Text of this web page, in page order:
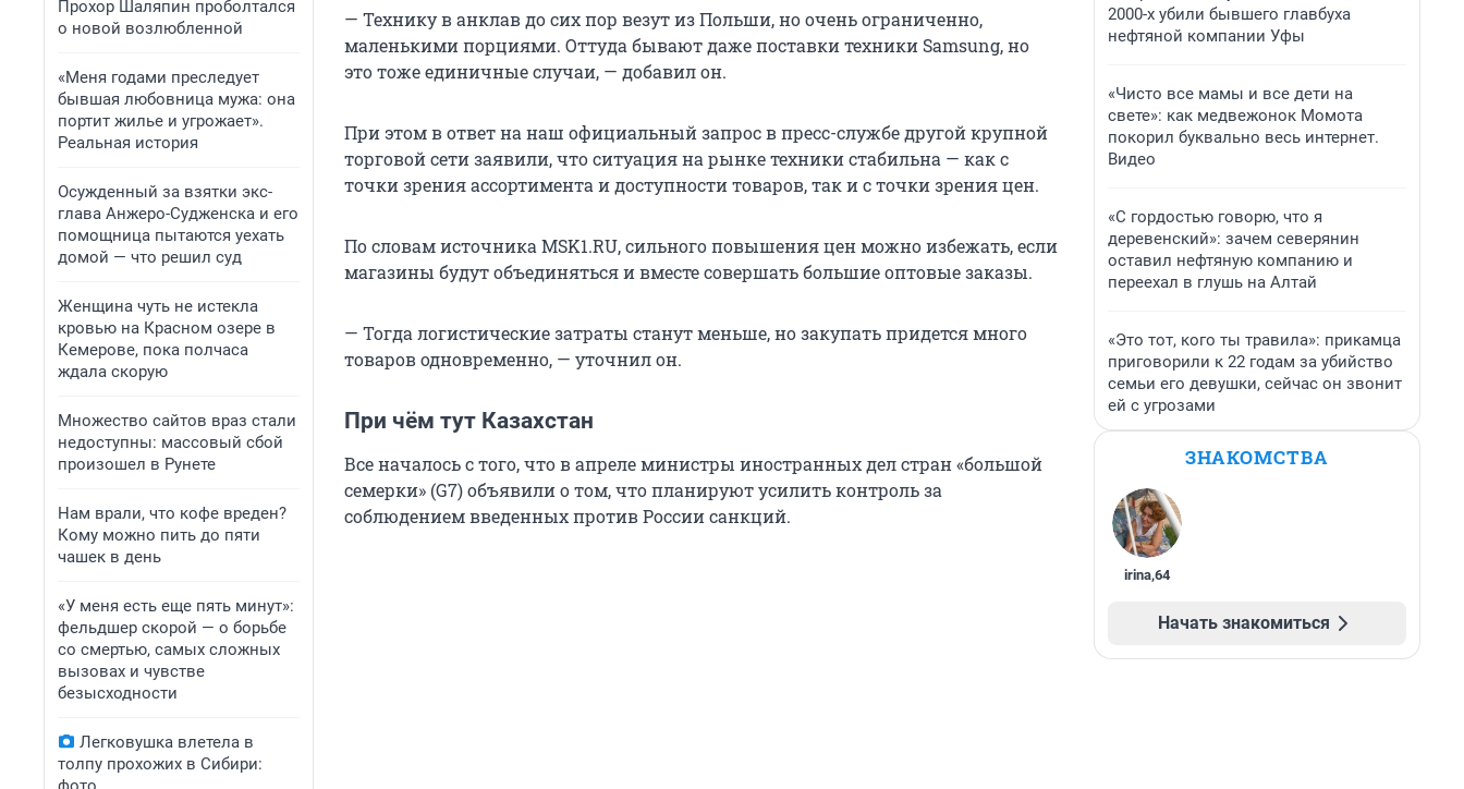
Прохор Шаляпин проболтался
о новой возлюбленной
«Меня годами преследует
бывшая любовница мужа: она
портит жилье и угрожает».
Реальная история
Осужденный за взятки экс-
глава Анжеро-Судженска и его
помощница пытаются уехать
домой — что решил суд
Женщина чуть не истекла
кровью на Красном озере в
Кемерове, пока полчаса
ждала скорую
Множество сайтов враз стали
недоступны: массовый сбой
произошел в Рунете
Нам врали, что кофе вреден?
Кому можно пить до пяти
чашек в день
«У меня есть еще пять минут»:
фельдшер скорой — о борьбе
со смертью, самых сложных
вызовах и чувстве
безысходности
Легковушка влетела в
толпу прохожих в Сибири:
— Технику в анклав до сих пор везут из Польши, но очень ограниченно,
маленькими порциями. Оттуда бывают даже поставки техники Samsung, но
это тоже единичные случаи, — добавил он.
При этом в ответ на наш официальный запрос в пресс-службе другой крупной
торговой сети заявили, что ситуация на рынке техники стабильна — как с
точки зрения ассортимента и доступности товаров, так и с точки зрения цен.
По словам источника MSK1.RU, сильного повышения цен можно избежать, если
магазины будут объединяться и вместе совершать большие оптовые заказы.
— Тогда логистические затраты станут меньше, но закупать придется много
товаров одновременно, — уточнил он.
При чём тут Казахстан
Все началось с того, что в апреле министры иностранных дел стран «большой
семерки» (G7) объявили о том, что планируют усилить контроль за
соблюдением введенных против России санкций.
2000-х убили бывшего главбуха
нефтяной компании Уфы
«Чисто все мамы и все дети на
свете»: как медвежонок Момота
покорил буквально весь интернет.
Видео
«С гордостью говорю, что я
деревенский»: зачем северянин
оставил нефтяную компанию и
переехал в глушь на Алтай
«Это тот, кого ты травила»: прикамца
приговорили к 22 годам за убийство
семьи его девушки, сейчас он звонит
ей с угрозами
ЗНАКОМСТВА
irina,64
Начать знакомиться